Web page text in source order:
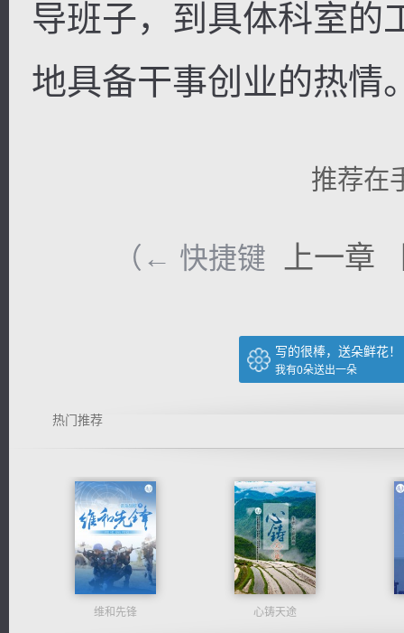
导班子，到具体科室的
地具备干事创业的热情
推荐在
（← 快捷键 上一章
写的很棒，送朵鲜花！
我有0朵送出一朵
热门推荐
维和先锋 心铸天途